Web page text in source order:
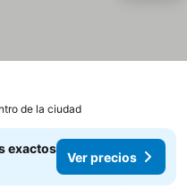
de la ciudad
exactos
Ver precios